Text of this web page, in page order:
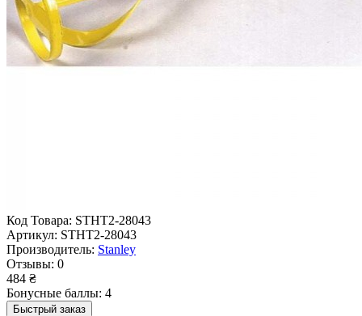
Код Товара: STHT2-28043
Артикул: STHT2-28043
Производитель: Stanley
Отзывы: 0
484 ₴
Бонусные баллы: 4
Быстрый заказ